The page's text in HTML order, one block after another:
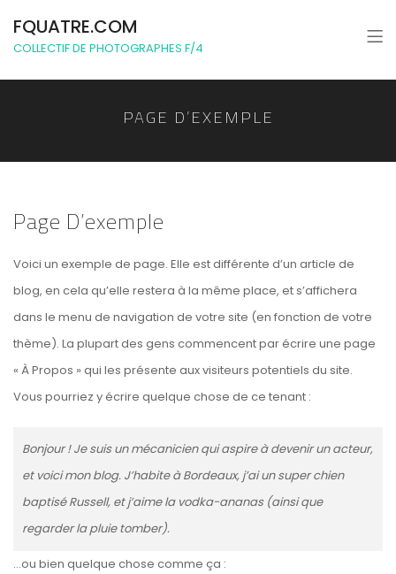
FQUATRE.COM
COLLECTIF DE PHOTOGRAPHES F/4
PAGE D’EXEMPLE
Page D’exemple
Voici un exemple de page. Elle est différente d’un article de
blog, en cela qu’elle restera à la même place, et s’affichera
dans le menu de navigation de votre site (en fonction de votre
thème). La plupart des gens commencent par écrire une page
« À Propos » qui les présente aux visiteurs potentiels du site.
Vous pourriez y écrire quelque chose de ce tenant :
Bonjour ! Je suis un mécanicien qui aspire à devenir un acteur,
et voici mon blog. J’habite à Bordeaux, j’ai un super chien
baptisé Russell, et j’aime la vodka-ananas (ainsi que
regarder la pluie tomber).
…ou bien quelque chose comme ça :